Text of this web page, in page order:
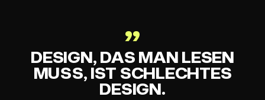
„
DESIGN, DAS MAN LESEN
MUSS, IST SCHLECHTES
DESIGN.